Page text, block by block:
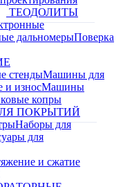
ТЕОДОЛИТЫ
дальномерыПоверка
стендыМашины для
и износМашины
копры
ПОКРЫТИЙ
Наборы для
для
и сжатие